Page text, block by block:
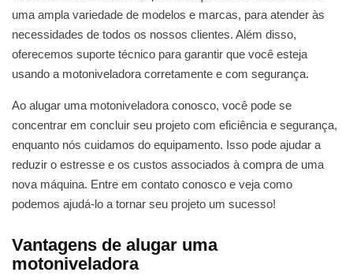
uma ampla variedade de modelos e marcas, para atender às
necessidades de todos os nossos clientes. Além disso,
oferecemos suporte técnico para garantir que você esteja
usando a motoniveladora corretamente e com segurança.
Ao alugar uma motoniveladora conosco, você pode se
concentrar em concluir seu projeto com eficiência e segurança,
enquanto nós cuidamos do equipamento. Isso pode ajudar a
reduzir o estresse e os custos associados à compra de uma
nova máquina. Entre em contato conosco e veja como
podemos ajudá-lo a tornar seu projeto um sucesso!
Vantagens de alugar uma
motoniveladora